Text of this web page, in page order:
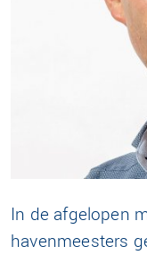
In de afgelopen
havenmeesters